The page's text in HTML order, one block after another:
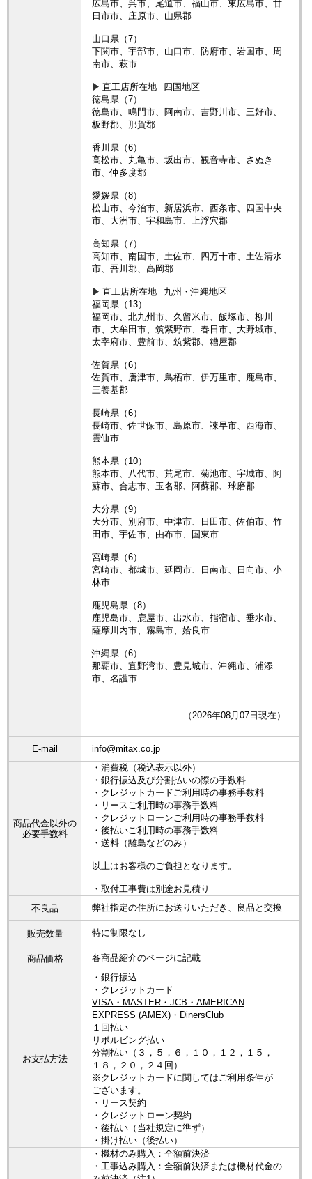
広島市、呉市、尾道市、福山市、東広島市、廿
日市市、庄原市、山県郡
山口県（7）
下関市、宇部市、山口市、防府市、岩国市、周
南市、萩市
直工店所在地
四国地区
徳島県（7）
徳島市、鳴門市、阿南市、吉野川市、三好市、
板野郡、那賀郡
香川県（6）
高松市、丸亀市、坂出市、観音寺市、さぬき
市、仲多度郡
愛媛県（8）
松山市、今治市、新居浜市、西条市、四国中央
市、大洲市、宇和島市、上浮穴郡
高知県（7）
高知市、南国市、土佐市、四万十市、土佐清水
市、吾川郡、高岡郡
直工店所在地
九州・沖縄地区
福岡県（13）
福岡市、北九州市、久留米市、飯塚市、柳川
市、大牟田市、筑紫野市、春日市、大野城市、
太宰府市、豊前市、筑紫郡、糟屋郡
佐賀県（6）
佐賀市、唐津市、鳥栖市、伊万里市、鹿島市、
三養基郡
長崎県（6）
長崎市、佐世保市、島原市、諫早市、西海市、
雲仙市
熊本県（10）
熊本市、八代市、荒尾市、菊池市、宇城市、阿
蘇市、合志市、玉名郡、阿蘇郡、球磨郡
大分県（9）
大分市、別府市、中津市、日田市、佐伯市、竹
田市、宇佐市、由布市、国東市
宮崎県（6）
宮崎市、都城市、延岡市、日南市、日向市、小
林市
鹿児島県（8）
鹿児島市、鹿屋市、出水市、指宿市、垂水市、
薩摩川内市、霧島市、姶良市
沖縄県（6）
那覇市、宜野湾市、豊見城市、沖縄市、浦添
市、名護市
（2026年08月07日現在）
E-mail info@mitax.co.jp
商品代金以外の
必要手数料
・消費税（税込表示以外）
・銀行振込及び分割払いの際の手数料
・クレジットカードご利用時の事務手数料
・リースご利用時の事務手数料
・クレジットローンご利用時の事務手数料
・後払いご利用時の事務手数料
・送料（離島などのみ）
以上はお客様のご負担となります。
・取付工事費は別途お見積り
不良品
弊社指定の住所にお送りいただき、良品と交換
販売数量 特に制限なし
商品価格 各商品紹介のページに記載
お支払方法
・銀行振込
・クレジットカード
VISA・MASTER・JCB・AMERICAN
EXPRESS (AMEX)・DinersClub
１回払い
リボルビング払い
分割払い（３，５，６，１０，１２，１５，
１８，２０，２４回）
※クレジットカードに関してはご利用条件が
ございます。
・リース契約
・クレジットローン契約
・後払い（当社規定に準ず）
・掛け払い（後払い）
・機材のみ購入：全額前決済
・工事込み購入：全額前決済または機材代金の